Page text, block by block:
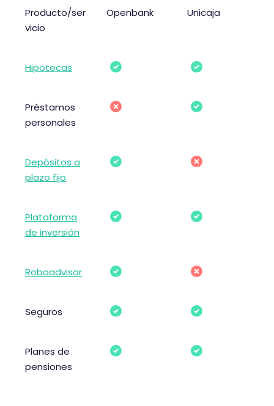
Producto/ser
vicio
Openbank Unicaja
Hipotecas
Préstamos
personales
Depósitos a
plazo fijo
Plataforma
de inversión
Roboadvisor
Seguros
Planes de
pensiones